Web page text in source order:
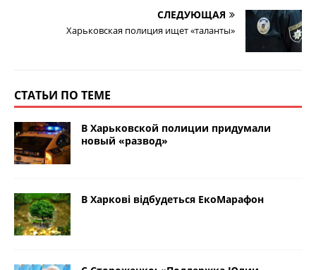
СЛЕДУЮЩАЯ
Харьковская полиция ищет «таланты»
СТАТЬИ ПО ТЕМЕ
В Харьковской полиции придумали
новый «развод»
В Харкові відбудеться ЕкоМарафон